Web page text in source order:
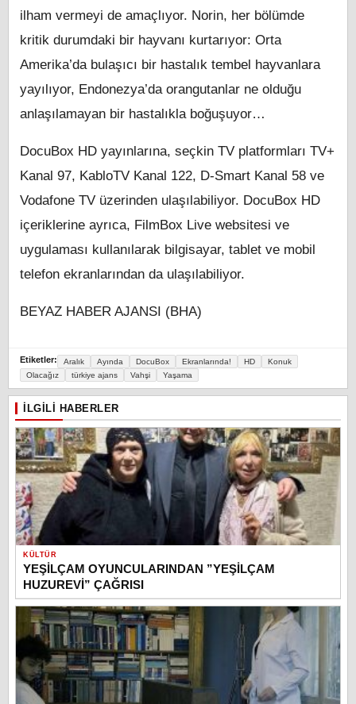
ilham vermeyi de amaçlıyor. Norin, her bölümde
kritik durumdaki bir hayvanı kurtarıyor: Orta
Amerika’da bulaşıcı bir hastalık tembel hayvanlara
yayılıyor, Endonezya’da orangutanlar ne olduğu
anlaşılamayan bir hastalıkla boğuşuyor…
DocuBox HD yayınlarına, seçkin TV platformları TV+
Kanal 97, KabloTV Kanal 122, D-Smart Kanal 58 ve
Vodafone TV üzerinden ulaşılabiliyor. DocuBox HD
içeriklerine ayrıca, FilmBox Live websitesi ve
uygulaması kullanılarak bilgisayar, tablet ve mobil
telefon ekranlarından da ulaşılabiliyor.
BEYAZ HABER AJANSI (BHA)
Etiketler: Aralık Ayında DocuBox Ekranlarında! HD
Konuk
Olacağız
türkiye ajans Vahşi Yaşama
İLGILI HABERLER
KÜLTÜR
YEŞİLÇAM OYUNCULARINDAN ”YEŞİLÇAM
HUZUREVİ” ÇAĞRISI